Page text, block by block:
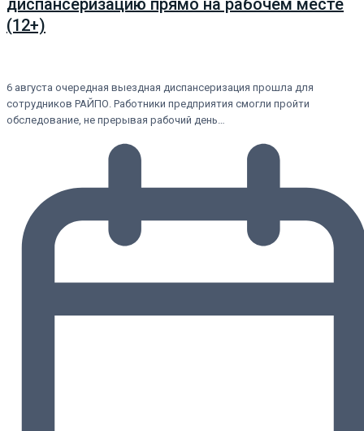
(12+)
6 августа очередная выездная диспансеризация прошла для
сотрудников РАЙПО. Работники предприятия смогли пройти
обследование, не прерывая рабочий день…